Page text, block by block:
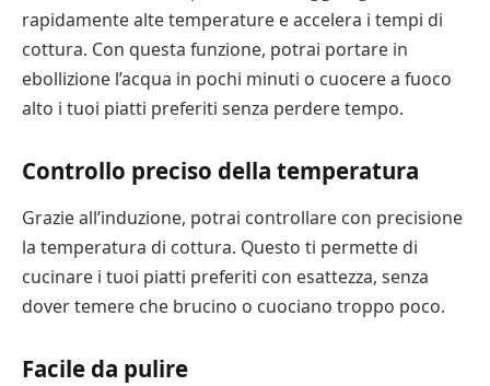
rapidamente alte temperature e accelera i tempi di
cottura. Con questa funzione, potrai portare in
ebollizione l’acqua in pochi minuti o cuocere a fuoco
alto i tuoi piatti preferiti senza perdere tempo.
Controllo preciso della temperatura
Grazie all’induzione, potrai controllare con precisione
la temperatura di cottura. Questo ti permette di
cucinare i tuoi piatti preferiti con esattezza, senza
dover temere che brucino o cuociano troppo poco.
Facile da pulire